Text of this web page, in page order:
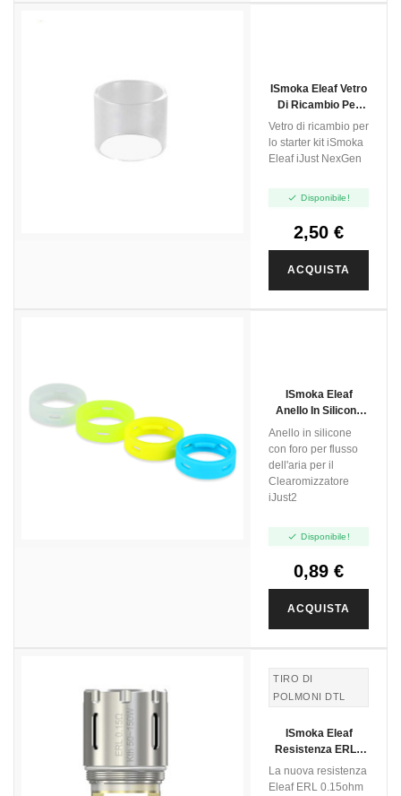
ISmoka Eleaf Vetro
Di Ricambio Per
IJust NexGen -
Lungo
Vetro di ricambio per
lo starter kit iSmoka
Eleaf iJust NexGen
 Disponibile!
2,50 €
ACQUISTA
ISmoka Eleaf
Anello In Silicone
Per IJust2 - 5pz
Anello in silicone
con foro per flusso
dell'aria per il
Clearomizzatore
iJust2
 Disponibile!
0,89 €
ACQUISTA
TIRO DI
POLMONI DTL
ISmoka Eleaf
Resistenza ERL -
0.15ohm - 5pz
La nuova resistenza
Eleaf ERL 0.15ohm